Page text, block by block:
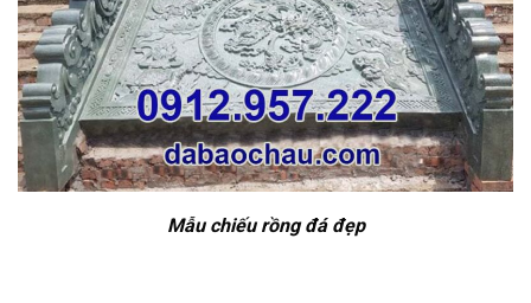
Mẫu chiếu rồng đá đẹp